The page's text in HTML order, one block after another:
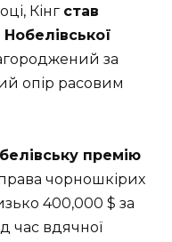
Кінг став
за
опір расовим
премію
чорношкірих
400,000 $ за
час вдячної